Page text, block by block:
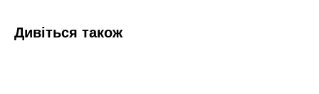
Дивіться також